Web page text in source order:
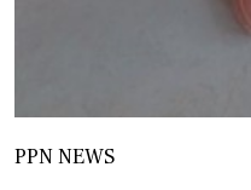
PPN NEWS